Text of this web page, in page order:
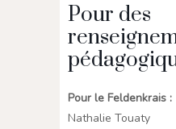
Pour des
Pour le Feldenkrais :
Nathalie Touaty